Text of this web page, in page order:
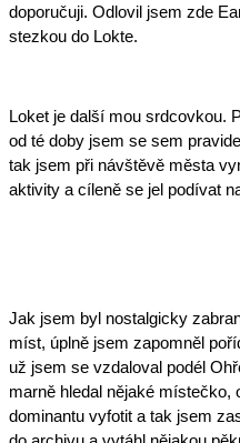
doporučuji. Odlovil jsem zde
stezkou do Lokte.
Loket je další mou srdcovkou.
od té doby jsem se sem
tak jsem při návštěvě města
aktivity a cíleně se jel podívat
Jak jsem byl nostalgicky
míst, úplně jsem zapomněl
už jsem se vzdaloval podél
marně hledal nějaké místečko,
dominantu vyfotit a tak jsem